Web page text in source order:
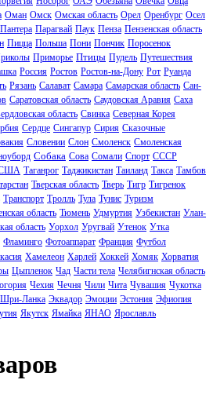
Оман Омск Омская область Орел Оренбург Осел
Пантера Парагвай Паук Пенза Пензенская область
Пицца Польша Пони Пончик Поросенок
Приморье Птицы Пудель Путешествия
Россия Ростов Ростов-на-Дону Рот Руанда
Рязань Салават Самара Самарская область Сан-
Саратовская область Саудовская Аравия Саха
область Свинка Северная Корея
Сердце Сингапур Сирия Сказочные
Словении Слон Смоленск Смоленская
Собака Сова Сомали Спорт СССР
Таганрог Таджикистан Таиланд Такса Тамбов
Тверская область Тверь Тигр Тигренок
Транспорт Тролль Тула Тунис Туризм
область Тюмень Удмуртия Узбекистан Улан-
область Уорхол Уругвай Утенок Утка
Фламинго Фотоаппарат Франция Футбол
Хамелеон Харлей Хоккей Хомяк Хорватия
Цыпленок Чад Части тела Челябигнская область
Чехия Чечня Чили Чита Чувашия Чукотка
Шри-Ланка Эквадор Эмоции Эстония Эфиопия
Якутск Ямайка ЯНАО Ярославль